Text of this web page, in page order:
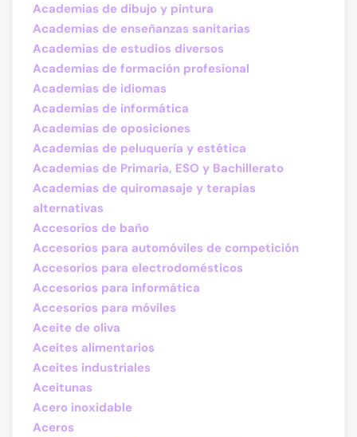
Academias de dibujo y pintura
Academias de enseñanzas sanitarias
Academias de estudios diversos
Academias de formación profesional
Academias de idiomas
Academias de informática
Academias de oposiciones
Academias de peluquería y estética
Academias de Primaria, ESO y Bachillerato
Academias de quiromasaje y terapias
alternativas
Accesorios de baño
Accesorios para automóviles de competición
Accesorios para electrodomésticos
Accesorios para informática
Accesorios para móviles
Aceite de oliva
Aceites alimentarios
Aceites industriales
Aceitunas
Acero inoxidable
Aceros